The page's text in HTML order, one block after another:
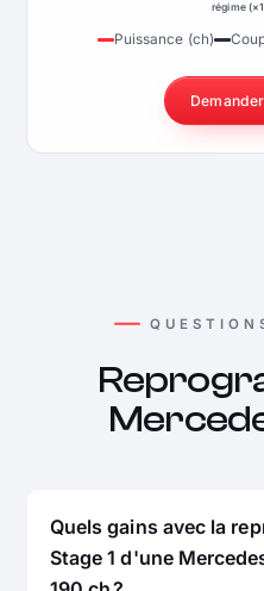
régime
Puissance (ch)
Quels gains avec la
Stage 1 d'une